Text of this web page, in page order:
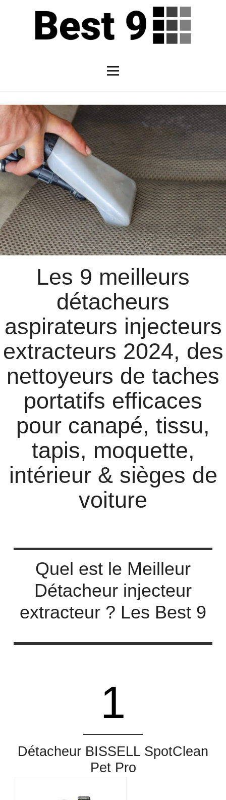
Les 9 meilleurs
détacheurs
aspirateurs injecteurs
extracteurs 2024, des
nettoyeurs de taches
portatifs efficaces
pour canapé, tissu,
tapis, moquette,
intérieur & sièges de
voiture
Quel est le Meilleur
Détacheur injecteur
extracteur ? Les Best 9
1
Détacheur BISSELL SpotClean
Pet Pro